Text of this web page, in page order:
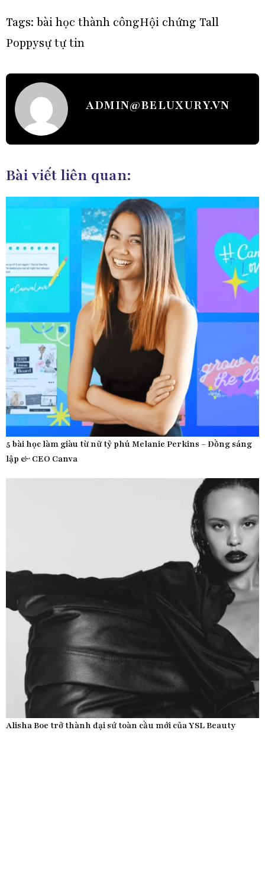
Tags: bài học thành côngHội chứng Tall
Poppysự tự tin
ADMIN@BELUXURY.VN
Bài viết liên quan:
5 bài học làm giàu từ nữ tỷ phú Melanie Perkins – Đồng sáng
lập & CEO Canva
Alisha Boe trở thành đại sứ toàn cầu mới của YSL Beauty